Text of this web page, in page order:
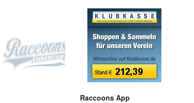
Raccoons App